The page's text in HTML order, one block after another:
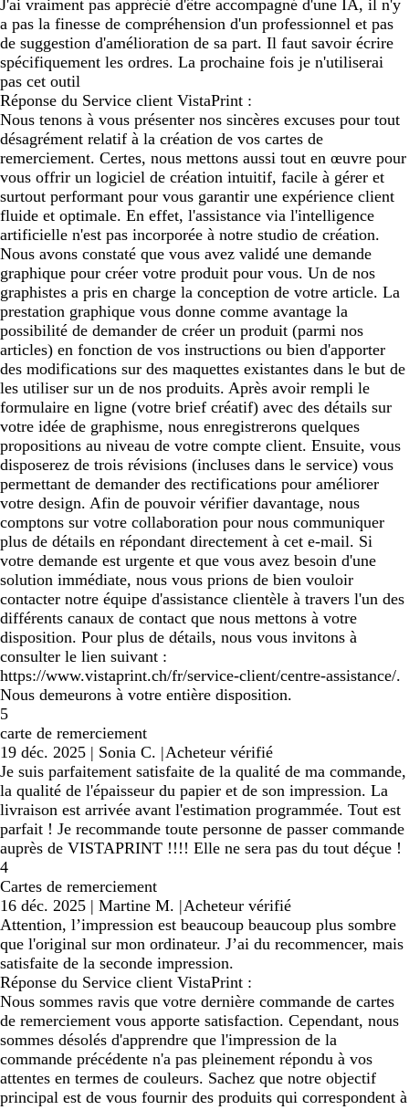
J'ai vraiment pas apprécié d'être accompagné d'une IA, il n'y
a pas la finesse de compréhension d'un professionnel et pas
de suggestion d'amélioration de sa part. Il faut savoir écrire
spécifiquement les ordres. La prochaine fois je n'utiliserai
pas cet outil
Réponse du Service client VistaPrint :
Nous tenons à vous présenter nos sincères excuses pour tout
désagrément relatif à la création de vos cartes de
remerciement. Certes, nous mettons aussi tout en œuvre pour
vous offrir un logiciel de création intuitif, facile à gérer et
surtout performant pour vous garantir une expérience client
fluide et optimale. En effet, l'assistance via l'intelligence
artificielle n'est pas incorporée à notre studio de création.
Nous avons constaté que vous avez validé une demande
graphique pour créer votre produit pour vous. Un de nos
graphistes a pris en charge la conception de votre article. La
prestation graphique vous donne comme avantage la
possibilité de demander de créer un produit (parmi nos
articles) en fonction de vos instructions ou bien d'apporter
des modifications sur des maquettes existantes dans le but de
les utiliser sur un de nos produits. Après avoir rempli le
formulaire en ligne (votre brief créatif) avec des détails sur
votre idée de graphisme, nous enregistrerons quelques
propositions au niveau de votre compte client. Ensuite, vous
disposerez de trois révisions (incluses dans le service) vous
permettant de demander des rectifications pour améliorer
votre design. Afin de pouvoir vérifier davantage, nous
comptons sur votre collaboration pour nous communiquer
plus de détails en répondant directement à cet e-mail. Si
votre demande est urgente et que vous avez besoin d'une
solution immédiate, nous vous prions de bien vouloir
contacter notre équipe d'assistance clientèle à travers l'un des
différents canaux de contact que nous mettons à votre
disposition. Pour plus de détails, nous vous invitons à
consulter le lien suivant :
https://www.vistaprint.ch/fr/service-client/centre-assistance/.
Nous demeurons à votre entière disposition.
5
carte de remerciement
19 déc. 2025 | Sonia C. |Acheteur vérifié
Je suis parfaitement satisfaite de la qualité de ma commande,
la qualité de l'épaisseur du papier et de son impression. La
livraison est arrivée avant l'estimation programmée. Tout est
parfait ! Je recommande toute personne de passer commande
auprès de VISTAPRINT !!!! Elle ne sera pas du tout déçue !
4
Cartes de remerciement
16 déc. 2025 | Martine M. |Acheteur vérifié
Attention, l’impression est beaucoup beaucoup plus sombre
que l'original sur mon ordinateur. J’ai du recommencer, mais
satisfaite de la seconde impression.
Réponse du Service client VistaPrint :
Nous sommes ravis que votre dernière commande de cartes
de remerciement vous apporte satisfaction. Cependant, nous
sommes désolés d'apprendre que l'impression de la
commande précédente n'a pas pleinement répondu à vos
attentes en termes de couleurs. Sachez que notre objectif
principal est de vous fournir des produits qui correspondent à